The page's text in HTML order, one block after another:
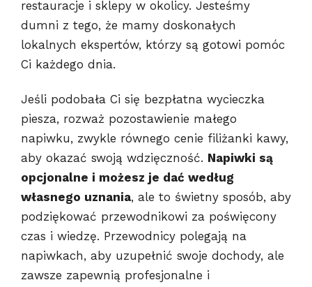
restauracje i sklepy w okolicy. Jesteśmy
dumni z tego, że mamy doskonałych
lokalnych ekspertów, którzy są gotowi pomóc
Ci każdego dnia.
Jeśli podobała Ci się bezpłatna wycieczka
piesza, rozważ pozostawienie małego
napiwku, zwykle równego cenie filiżanki kawy,
aby okazać swoją wdzięczność. Napiwki są
opcjonalne i możesz je dać według
własnego uznania, ale to świetny sposób, aby
podziękować przewodnikowi za poświęcony
czas i wiedzę. Przewodnicy polegają na
napiwkach, aby uzupełnić swoje dochody, ale
zawsze zapewnią profesjonalne i